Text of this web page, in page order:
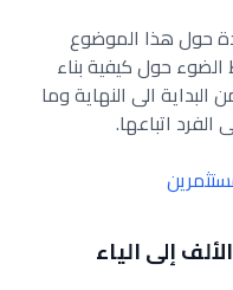
حول هذا الموضوع
حول كيفية بناء
الى النهاية وما
اتباعها.
إلى الياء